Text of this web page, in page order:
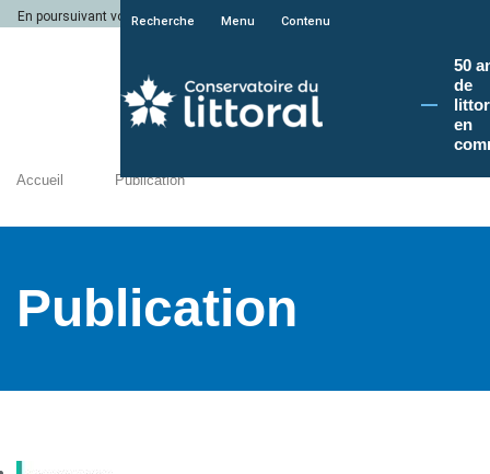
En poursuivant votre navigation sur le site du Conservatoire du littoral, vous
Recherche Menu Contenu
50
de
en
Accueil Publication
Publication